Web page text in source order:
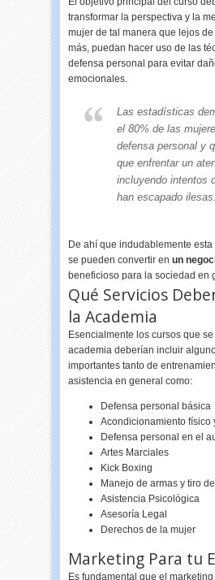
transformar la perspectiva y la
mujer de tal manera que lejos
más, puedan hacer uso de las
defensa personal para evitar
emocionales.
Las estadísticas
el 80% de las
defensa personal y
que enfrentar un
incluyendo intentos
han escapado ilesas.
De ahí que indudablemente
se pueden convertir enun
beneficioso para la sociedad en
Qué Servicios
la Academia
Esencialmente los cursos que
academia deberían incluir
importantes tanto de
asistencia en general como:
Defensa personal básica
Acondicionamiento físico
Defensa personal en el
Artes Marciales
Kick Boxing
Manejo de armas y tiro
Asistencia Psicológica
Asesoría Legal
Derechos de la mujer
Marketing Para tu
Es fundamental que el